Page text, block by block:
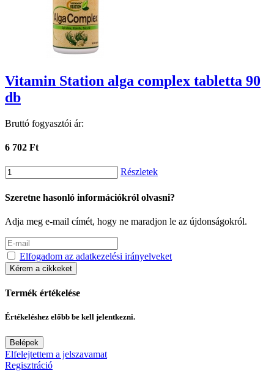
Vitamin Station alga complex tabletta 90
db
Bruttó fogyasztói ár:
6 702 Ft
Részletek
Szeretne hasonló információkról olvasni?
Adja meg e-mail címét, hogy ne maradjon le az újdonságokról.
Elfogadom az adatkezelési irányelveket
Kérem a cikkeket
Termék értékelése
Értékeléshez előbb be kell jelentkezni.
Belépek
Elfelejtettem a jelszavamat
Regisztráció